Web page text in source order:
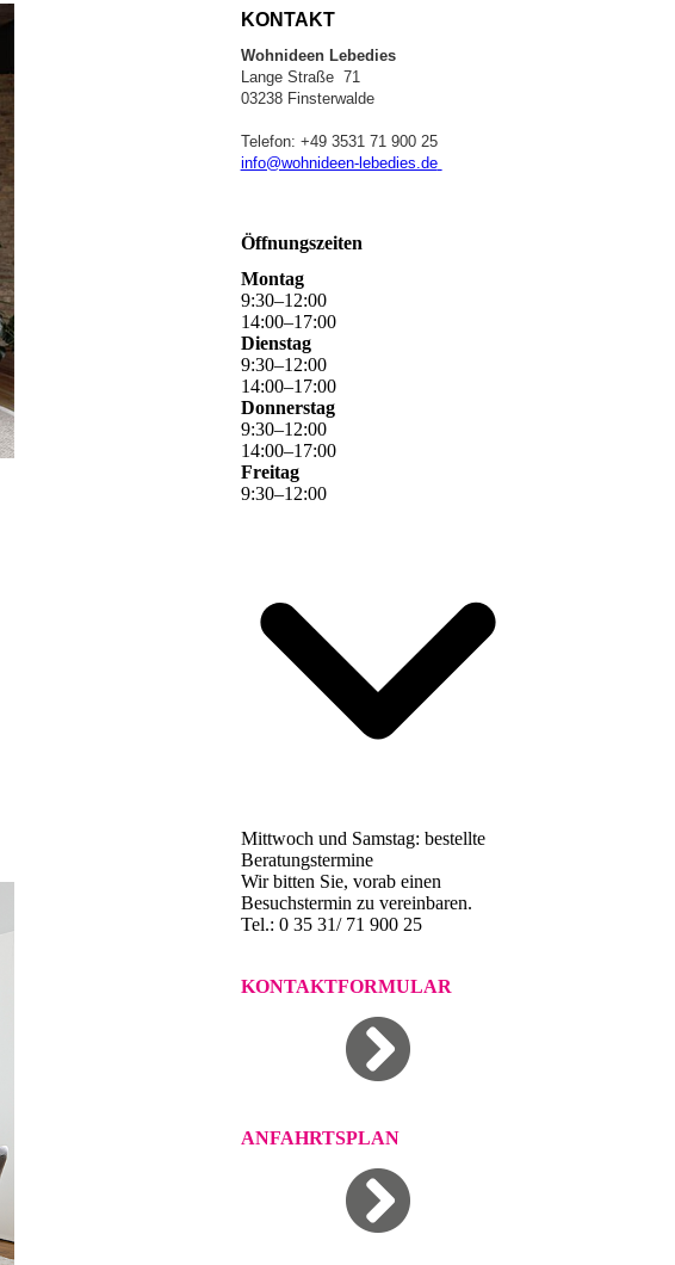
KONTAKT
Wohnideen Lebedies
Lange Straße 71
03238 Finsterwalde
Telefon: +49 3531 71 900 25
info@wohnideen-lebedies.de
Öffnungszeiten
Montag
9:30–12:00
14:00–17:00
Dienstag
9:30–12:00
14:00–17:00
Donnerstag
9:30–12:00
14:00–17:00
Freitag
9:30–12:00
Mittwoch und Samstag: bestellte
Beratungstermine
Wir bitten Sie, vorab einen
Besuchstermin zu vereinbaren.
Tel.: 0 35 31/ 71 900 25
KONTAKTFORMULAR
ANFAHRTSPLAN